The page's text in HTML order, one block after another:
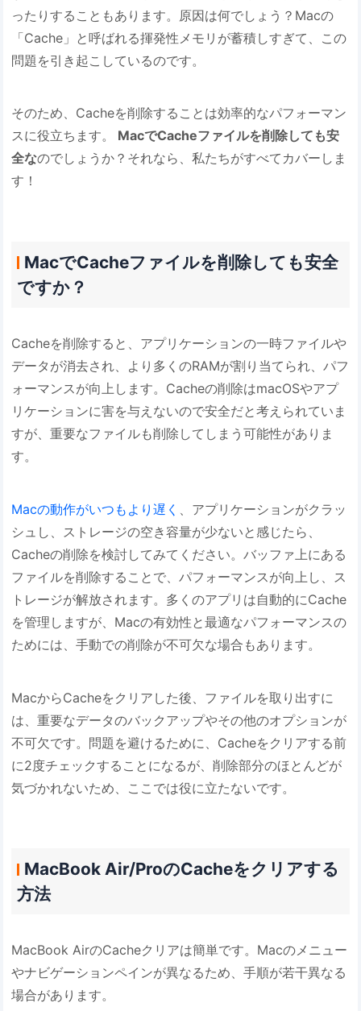
ったりすることもあります。原因は何でしょう？Macの
「Cache」と呼ばれる揮発性メモリが蓄積しすぎて、この
問題を引き起こしているのです。
そのため、Cacheを削除することは効率的なパフォーマン
スに役立ちます。
MacでCacheファイルを削除しても安
全なのでしょうか？それなら、私たちがすべてカバーしま
す！
MacでCacheファイルを削除しても安全
ですか？
Cacheを削除すると、アプリケーションの一時ファイルや
データが消去され、より多くのRAMが割り当てられ、パフ
ォーマンスが向上します。Cacheの削除はmacOSやアプ
リケーションに害を与えないので安全だと考えられていま
すが、重要なファイルも削除してしまう可能性がありま
す。
Macの動作がいつもより遅く
、アプリケーションがクラッ
シュし、ストレージの空き容量が少ないと感じたら、
Cacheの削除を検討してみてください。バッファ上にある
ファイルを削除することで、パフォーマンスが向上し、ス
トレージが解放されます。多くのアプリは自動的にCache
を管理しますが、Macの有効性と最適なパフォーマンスの
ためには、手動での削除が不可欠な場合もあります。
MacからCacheをクリアした後、ファイルを取り出すに
は、重要なデータのバックアップやその他のオプションが
不可欠です。問題を避けるために、Cacheをクリアする前
に2度チェックすることになるが、削除部分のほとんどが
気づかれないため、ここでは役に立たないです。
MacBook Air/ProのCacheをクリアする
方法
MacBook AirのCacheクリアは簡単です。Macのメニュー
やナビゲーションペインが異なるため、手順が若干異なる
場合があります。